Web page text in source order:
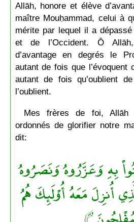
Allāh, honore et élève
maître Mouḥammad, celui à
mérite par lequel il a
et de l’Occident. Ô
d’avantage en degrés le
autant de fois que l’évoquent
autant de fois qu’oublient
l’oublient.
Mes frères de foi, Allāh
ordonnés de glorifier notre
dit:
بِهِ وَعَزَّرُوهُ وَنَصَرُوهُ
أُنزِلَ مَعَهُ أُوْلَئِكَ هُمُ